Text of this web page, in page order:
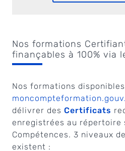
Nos formations
finançables à 100% via
Nos formations
délivrer des Certificats
enregistrées au répertoire
Compétences. 3 niveaux
existent :